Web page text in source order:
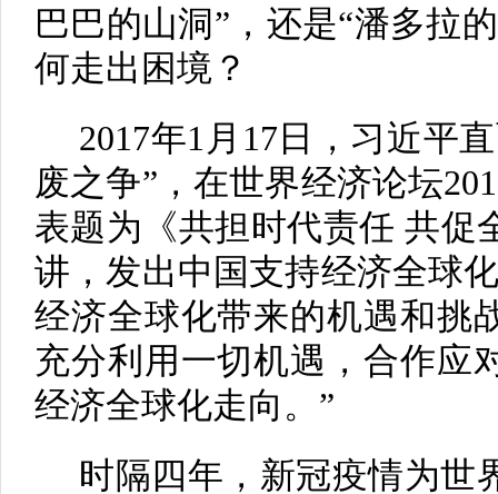
巴巴的山洞”，还是“潘多拉
何走出困境？
2017年1月17日，习近平
废之争”，在世界经济论坛
表题为《共担时代责任 共促
讲，发出中国支持经济全球
经济全球化带来的机遇和挑
充分利用一切机遇，合作应
经济全球化走向。”
时隔四年，新冠疫情为世